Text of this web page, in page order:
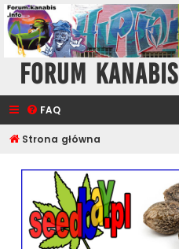
Forum Kanabis
FAQ
Strona główna